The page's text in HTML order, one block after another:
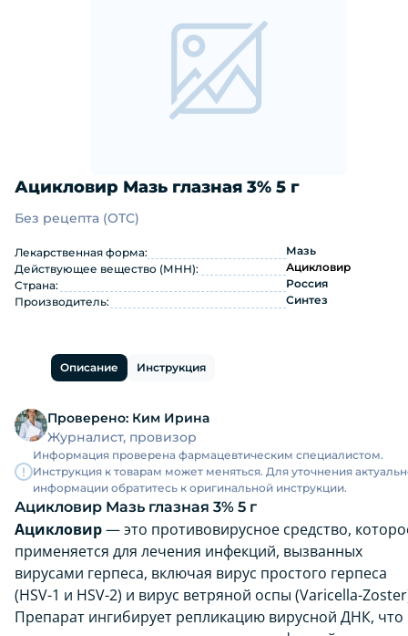
Ацикловир Мазь глазная 3% 5 г
Ацикловир Мазь глазная 3% 5 г:
Без рецепта (OTC)
Лекарственная форма:
Мазь
Действующее вещество (МНН):
Ацикловир
Страна:
Россия
Производитель:
Синтез
Описание Инструкция
Проверено: Ким Ирина
Журналист, провизор
Информация проверена фармацевтическим специалистом.
Инструкция к товарам может меняться. Для уточнения
информации обратитесь к оригинальной инструкции.
Ацикловир Мазь глазная 3% 5 г
Ацикловир— это противовирусное средство,
применяется для лечения инфекций, вызванных
вирусами герпеса, включая вирус простого герпеса
(HSV-1 и HSV-2) и вирус ветряной оспы (Varicella-
Препарат ингибирует репликацию вирусной ДНК, что